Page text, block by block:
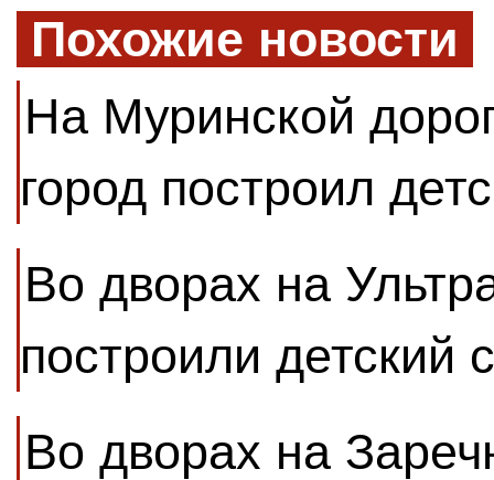
Похожие новости
На Муринской
город построил
Во дворах на
построили детский
Во дворах на